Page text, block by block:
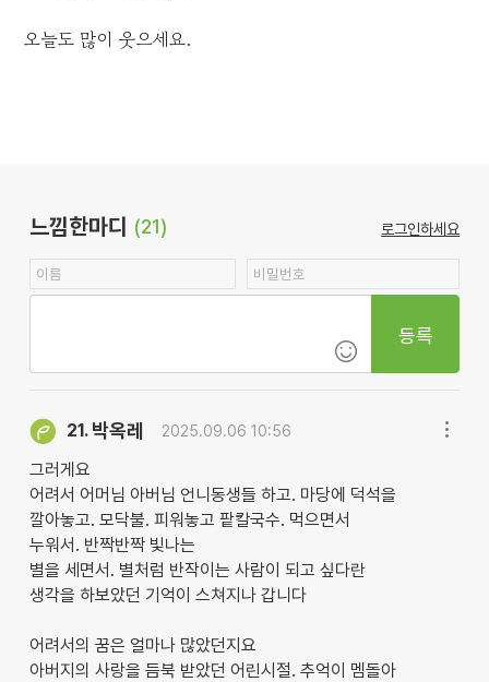
오늘도 많이 웃으세요.
느낌한마디 (21) 로그인하세요
등록
21. 박옥레 2025.09.06 10:56
그러게요
어려서 어머님 아버님 언니동생들 하고. 마당에 덕석을
깔아놓고. 모닥불. 피워놓고 팥칼국수. 먹으면서
누워서. 반짝반짝 빛나는
별을 세면서. 별처럼 반작이는 사람이 되고 싶다란
생각을 하보았던 기억이 스쳐지나 갑니다
어려서의 꿈은 얼마나 많았던지요
아버지의 사랑을 듬북 받았던 어린시절. 추억이 멤돌아